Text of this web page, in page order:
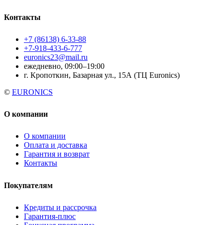
Контакты
+7 (86138) 6-33-88
+7-918-433-6-777
euronics23@mail.ru
ежедневно, 09:00–19:00
г. Кропоткин, Базарная ул., 15А (ТЦ Euronics)
© EURONICS
О компании
О компании
Оплата и доставка
Гарантия и возврат
Контакты
Покупателям
Кредиты и рассрочка
Гарантия-плюс